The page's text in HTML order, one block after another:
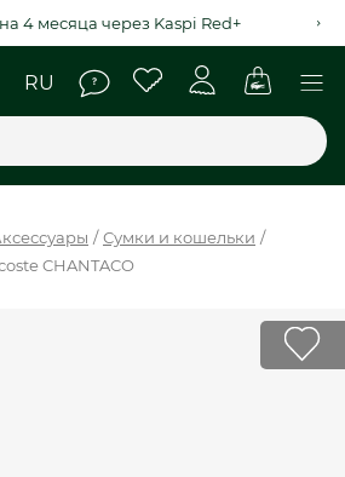
4 месяца через Kaspi Red+
Сумки и кошельки
CHANTACO